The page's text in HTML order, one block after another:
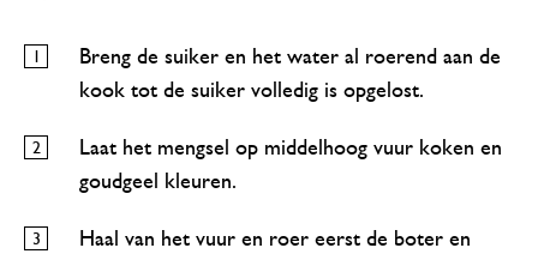
Breng de suiker en het water al roerend aan de
kook tot de suiker volledig is opgelost.
Laat het mengsel op middelhoog vuur koken en
goudgeel kleuren.
Haal van het vuur en roer eerst de boter en